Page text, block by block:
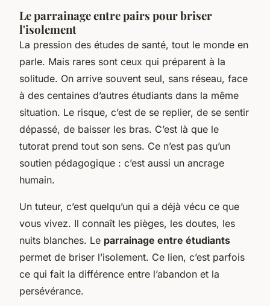
Le parrainage entre pairs pour briser
l'isolement
La pression des études de santé, tout le monde en
parle. Mais rares sont ceux qui préparent à la
solitude. On arrive souvent seul, sans réseau, face
à des centaines d’autres étudiants dans la même
situation. Le risque, c’est de se replier, de se sentir
dépassé, de baisser les bras. C’est là que le
tutorat prend tout son sens. Ce n’est pas qu’un
soutien pédagogique : c’est aussi un ancrage
humain.
Un tuteur, c’est quelqu’un qui a déjà vécu ce que
vous vivez. Il connaît les pièges, les doutes, les
nuits blanches. Le parrainage entre étudiants
permet de briser l’isolement. Ce lien, c’est parfois
ce qui fait la différence entre l’abandon et la
persévérance.